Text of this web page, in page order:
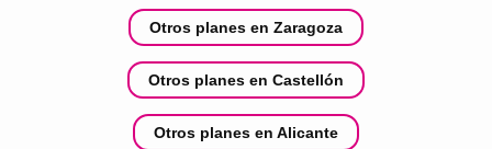
Otros planes en Zaragoza
Otros planes en Castellón
Otros planes en Alicante